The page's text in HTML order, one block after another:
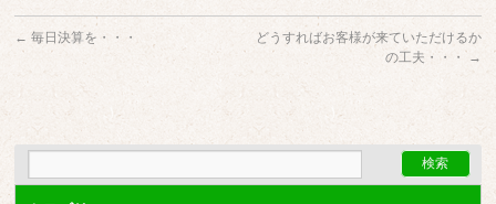
← 毎日決算を・・・
どうすればお客様が来ていただけるか
の工夫・・・
→